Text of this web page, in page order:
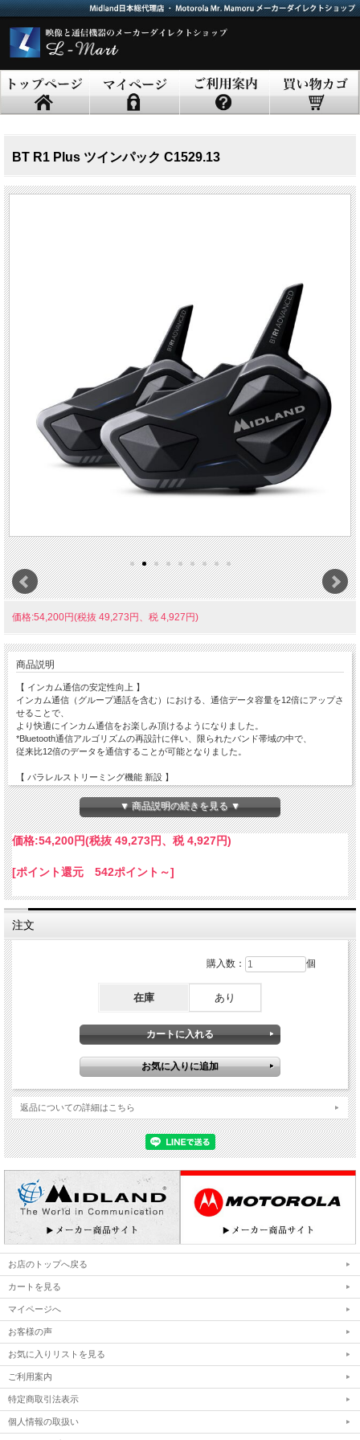
BT R1 Plus ツインパック C1529.13
価格:54,200円(税抜 49,273円、税 4,927円)
商品説明
【 インカム通信の安定性向上 】
インカム通信（グループ通話を含む）における、通信データ容量を12倍にアップさ
せることで、
より快適にインカム通信をお楽しみ頂けるようになりました。
*Bluetooth通信アルゴリズムの再設計に伴い、限られたバンド帯域の中で、
従来比12倍のデータを通信することが可能となりました。
【 パラレルストリーミング機能 新設 】
インカム通話中、バックグランドで音楽やナビ等をお聴き頂けるようになりまし
た。
ワンランク上のモデルの機能を搭載しています。
*インターカムモードにてご利用頂けます。
６台までのグループ通話が可能になりました。
*ペアリング方法、通話開始方法は従来の設定方法と同様です。
お好みの音楽を最上級の音質で楽しめる。
ヘルメット内で360°立体音響が響く、極上のサウンド。
※リチウムイオン電池は真夏の車内・バイクなど高温になる場所に放置するのは
▼ 商品説明の続きを見る ▼
価格:54,200円(税抜 49,273円、税 4,927円)
[ポイント還元 542ポイント～]
注文
購入数： 個
在庫 あり
返品についての詳細はこちら
お店のトップへ戻る
カートを見る
マイページへ
お客様の声
お気に入りリストを見る
ご利用案内
特定商取引法表示
個人情報の取扱い